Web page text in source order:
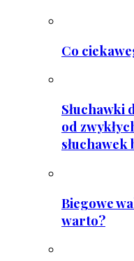
Co
Słuchawki
od
słuchawek
Biegowe
warto?